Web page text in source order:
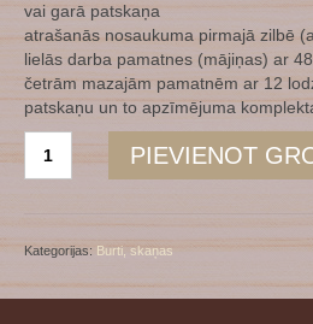
vai garā patskaņa
atrašanās nosaukuma pirmajā zilbē
lielās darba pamatnes (mājiņas) ar 48
četrām mazajām pamatnēm ar 12
patskaņu un to apzīmējuma
Patskaņu
māja
PIEVIENOT
Kategorijas: Burti, skaņas